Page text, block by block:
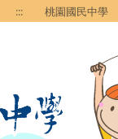
::: 桃園國民中學